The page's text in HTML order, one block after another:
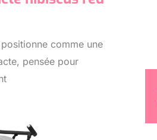
comme une
pensée pour